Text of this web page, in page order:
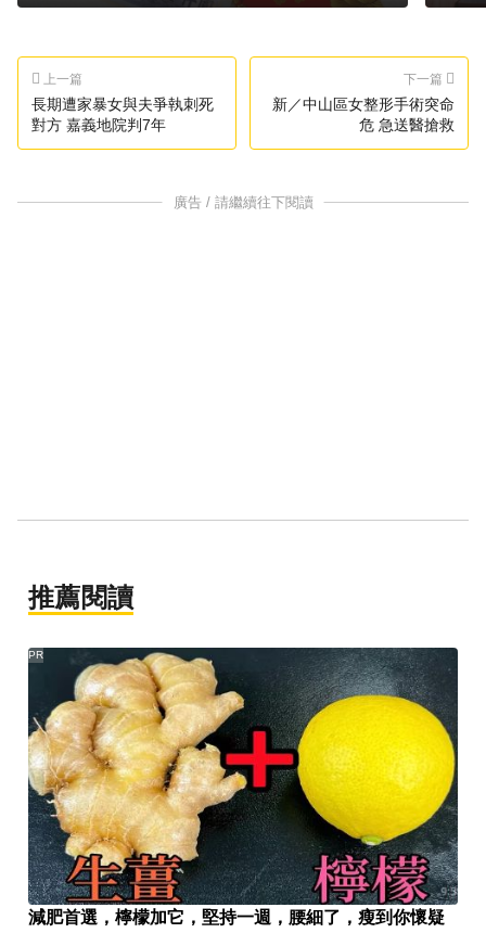
上一篇
長期遭家暴女與夫爭執刺死
對方 嘉義地院判7年
下一篇
新／中山區女整形手術突命
危 急送醫搶救
廣告 / 請繼續往下閱讀
推薦閱讀
減肥首選，檸檬加它，堅持一週，腰細了，瘦到你懷疑
PR